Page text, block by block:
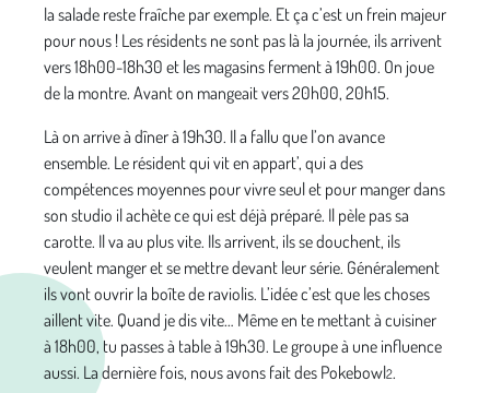
la salade reste fraîche par exemple. Et ça c’est un frein majeur
pour nous ! Les résidents ne sont pas là la journée, ils arrivent
vers 18h00-18h30 et les magasins ferment à 19h00. On joue
de la montre. Avant on mangeait vers 20h00, 20h15.
Là on arrive à dîner à 19h30. Il a fallu que l’on avance
ensemble. Le résident qui vit en appart’, qui a des
compétences moyennes pour vivre seul et pour manger dans
son studio il achète ce qui est déjà préparé. Il pèle pas sa
carotte. Il va au plus vite. Ils arrivent, ils se douchent, ils
veulent manger et se mettre devant leur série. Généralement
ils vont ouvrir la boîte de raviolis. L’idée c’est que les choses
aillent vite. Quand je dis vite… Même en te mettant à cuisiner
à 18h00, tu passes à table à 19h30. Le groupe à une influence
aussi. La dernière fois, nous avons fait des Pokebowl2.